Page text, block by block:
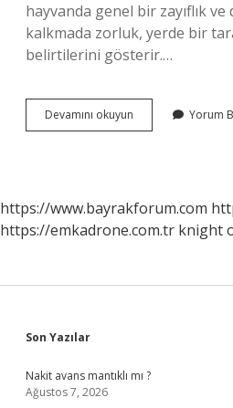
hayvanda genel bir zayıflık
kalkmada zorluk, yerde bir
belirtilerini gösterir.…
Devamını okuyun Kuzularda
Ağız
Yorum
https://www.bayrakforum.com
https://emkadrone.com.tr knight
Sidebar
Son Yazılar
Nakit avans mantıklı mı ?
Ağustos 7, 2026